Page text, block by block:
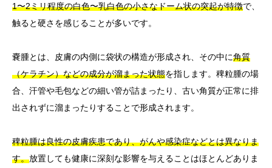
1〜2ミリ程度の白色〜乳白色の小さなドーム状の突起が特徴で、
触ると硬さを感じることが多いです。
嚢腫とは、皮膚の内側に袋状の構造が形成され、その中に角質
（ケラチン）などの成分が溜まった状態を指します。稗粒腫の場
合、汗管や毛包などの細い管が詰まったり、古い角質が正常に排
出されずに溜まったりすることで形成されます。
稗粒腫は良性の皮膚疾患であり、がんや感染症などとは異なりま
す。放置しても健康に深刻な影響を与えることはほとんどありま